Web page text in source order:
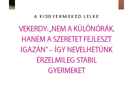
A KISGYERMEKED LELKE
VEKERDY: „NEM A KÜLÖNÓRÁK,
HANEM A SZERETET FEJLESZT
IGAZÁN” – ÍGY NEVELHETÜNK
ÉRZELMILEG STABIL
GYERMEKET